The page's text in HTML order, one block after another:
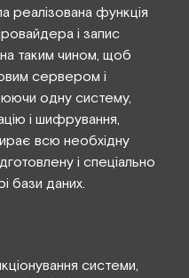
функція
і запис
таким чином, щоб
сервером і
одну систему,
і шифрування,
всю необхідну
і спеціально
бази даних.
системи,